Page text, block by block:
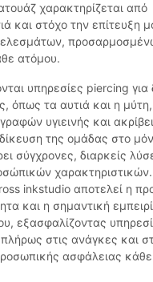
χαρακτηρίζεται από
και στόχο την επίτευξη
ατόμου.
υπηρεσίες piercing για
όπως τα αυτιά και η
υγιεινής και
της ομάδας στο
σύγχρονες, διαρκείς
inkstudio αποτελεί η
και η σημαντική
εξασφαλίζοντας
στις ανάγκες και
ασφάλειας